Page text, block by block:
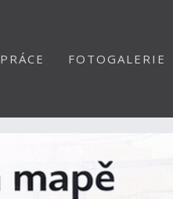
PRÁCE FOTOGALERIE